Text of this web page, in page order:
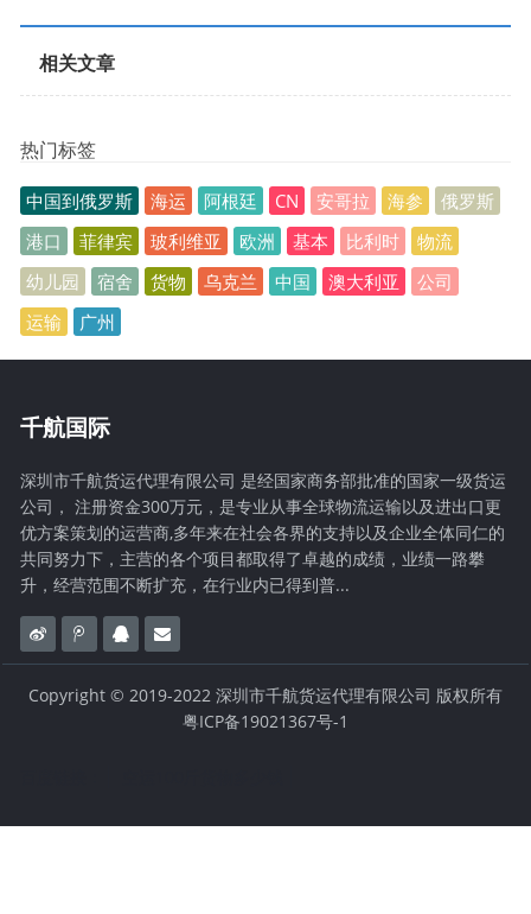
相关文章
热门标签
中国到俄罗斯 海运 阿根廷 CN 安哥拉 海参
俄罗斯
港口
菲律宾 玻利维亚 欧洲 基本 比利时
物流
幼儿园
宿舍 货物 乌克兰 中国 澳大利亚
公司
运输
广州
千航国际
深圳市千航货运代理有限公司 是经国家商务部批准的国家一级货运
公司， 注册资金300万元，是专业从事全球物流运输以及进出口更
优方案策划的运营商,多年来在社会各界的支持以及企业全体同仁的
共同努力下，主营的各个项目都取得了卓越的成绩，业绩一路攀
升，经营范围不断扩充，在行业内已得到普...
Copyright © 2019-2022 深圳市千航货运代理有限公司 版权所有
粤ICP备19021367号-1